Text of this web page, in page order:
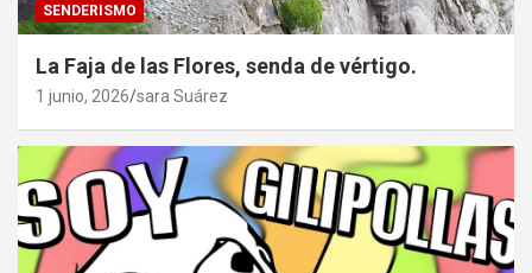
SENDERISMO
La Faja de las Flores, senda de vértigo.
1 junio, 2026 sara Suárez